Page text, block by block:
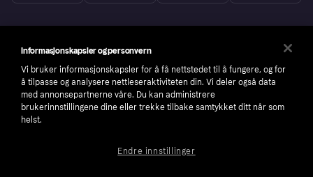
Informasjonskapsler og personvern
Vi bruker informasjonskapsler for å få nettstedet til å fungere, og for
å tilpasse og analysere nettleseraktiviteten din. Vi deler også data
med annonsepartnerne våre. Du kan administrere
brukerinnstillingene dine eller trekke tilbake samtykket ditt når som
helst.
Endre innstillinger